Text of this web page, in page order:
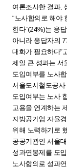
여론조사한 결과,
“노사합의로 해야
한다”(24%)는 응
아니라 응답자의
대화가 필요하다”
제일 큰 성과는 서
도입여부를 노사
서울도시철도공
도입여부는 노사
고용을 연계하는
지방공기업 자율
위해 노력하기로
공공기관인 서울
성과연봉제를 도
노사합의로 성과